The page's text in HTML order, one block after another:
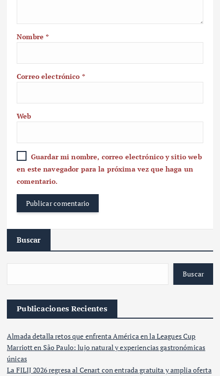
Nombre*
Correo electrónico *
Web
Guardar mi nombre, correo electrónico y sitio web
en este navegador para la próxima vez que haga un
comentario.
Buscar
Buscar
Publicaciones Recientes
Almada detalla retos que enfrenta América en la Leagues Cup
Marriott en São Paulo: lujo natural y experiencias gastronómicas
únicas
La FILIJ 2026 regresa al Cenart con entrada gratuita y amplia oferta